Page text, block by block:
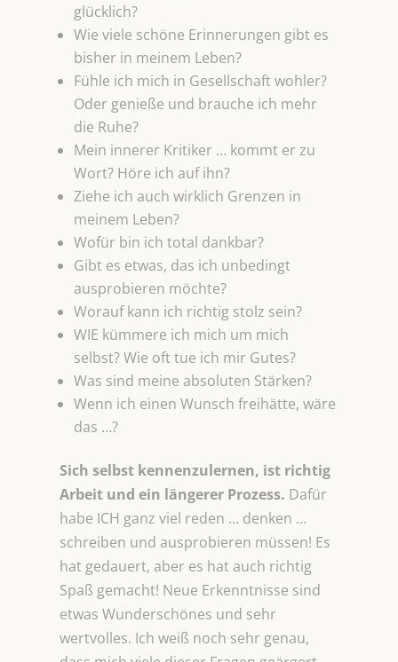
glücklich?
Wie viele schöne Erinnerungen gibt es
bisher in meinem Leben?
Fühle ich mich in Gesellschaft wohler?
Oder genieße und brauche ich mehr
die Ruhe?
Mein innerer Kritiker … kommt er zu
Wort? Höre ich auf ihn?
Ziehe ich auch wirklich Grenzen in
meinem Leben?
Wofür bin ich total dankbar?
Gibt es etwas, das ich unbedingt
ausprobieren möchte?
Worauf kann ich richtig stolz sein?
WIE kümmere ich mich um mich
selbst? Wie oft tue ich mir Gutes?
Was sind meine absoluten Stärken?
Wenn ich einen Wunsch freihätte, wäre
das …?
Sich selbst kennenzulernen, ist richtig
Arbeit und ein längerer Prozess. Dafür
habe ICH ganz viel reden … denken …
schreiben und ausprobieren müssen! Es
hat gedauert, aber es hat auch richtig
Spaß gemacht! Neue Erkenntnisse sind
etwas Wunderschönes und sehr
wertvolles. Ich weiß noch sehr genau,